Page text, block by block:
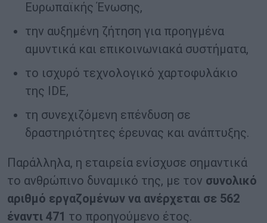
Ευρωπαϊκής Ένωσης,
την αυξημένη ζήτηση για προηγμένα
αμυντικά και επικοινωνιακά συστήματα,
το ισχυρό τεχνολογικό χαρτοφυλάκιο
της IDE,
τη συνεχιζόμενη επένδυση σε
δραστηριότητες έρευνας και ανάπτυξης.
Παράλληλα, η εταιρεία ενίσχυσε σημαντικά
το ανθρώπινο δυναμικό της, με τον συνολικό
αριθμό εργαζομένων να ανέρχεται σε 562
έναντι 471 το προηγούμενο έτος.